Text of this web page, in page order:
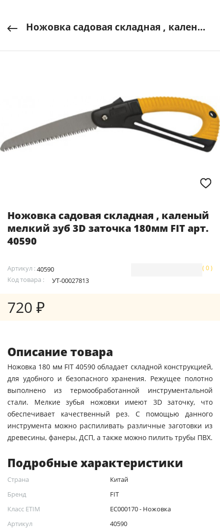
Ножовка садовая складная , каленый мелкий зуб 3D заточка 180мм FIT арт. 40590
Ножовка садовая складная , каленый
мелкий зуб 3D заточка 180мм FIT арт.
40590
Артикул :40590
Код товара :
УТ-00027813
( 0 )
720 ₽
Описание товара
Ножовка 180 мм FIT 40590 обладает складной конструкцией,
для удобного и безопасного хранения. Режущее полотно
выполнено из термообработанной инструментальной
стали. Мелкие зубья ножовки имеют 3D заточку, что
обеспечивает качественный рез. С помощью данного
инструмента можно распиливать различные заготовки из
древесины, фанеры, ДСП, а также можно пилить трубы ПВХ.
Подробные характеристики
Страна
Китай
Бренд
FIT
Класс ETIM
EC000170 - Ножовка
Артикул
40590